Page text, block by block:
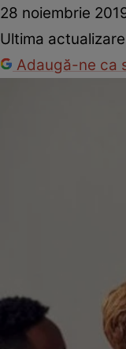
28 noiembrie
Ultima
Adaugă-ne ca